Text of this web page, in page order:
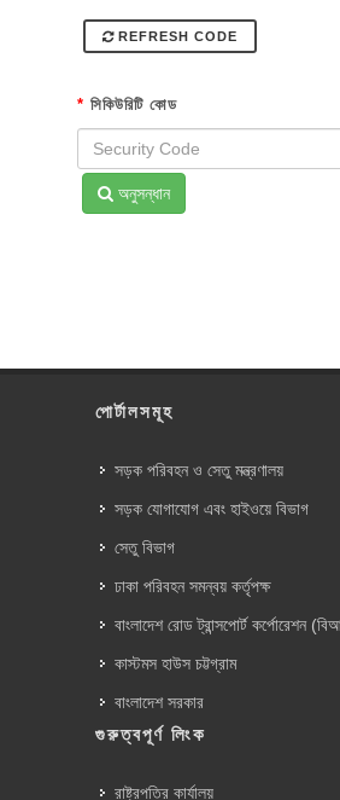
REFRESH CODE
* সিকিউরিটি কোড
অনুসন্ধান
পোর্টালসমূহ
সড়ক পরিবহন ও সেতু মন্ত্রণালয়
সড়ক যোগাযোগ এবং হাইওয়ে বিভাগ
সেতু বিভাগ
ঢাকা পরিবহন সমন্বয় কর্তৃপক্ষ
বাংলাদেশ রোড ট্রান্সপোর্ট কর্পোরেশন
কাস্টমস হাউস চট্টগ্রাম
বাংলাদেশ সরকার
গুরুত্বপূর্ণ লিংক
রাষ্ট্রপতির কার্যালয়